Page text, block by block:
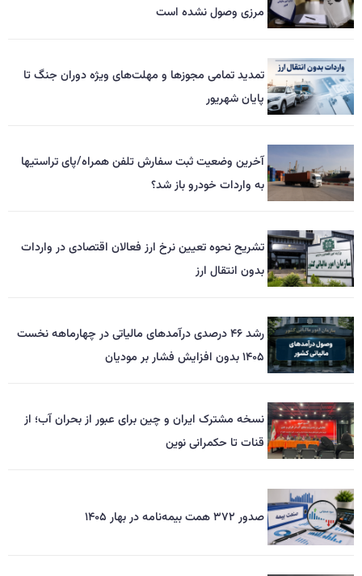
مرزی وصول نشده است
تمدید تمامی مجوزها و مهلت‌های ویژه دوران جنگ تا
پایان شهریور
آخرین وضعیت ثبت سفارش تلفن همراه/پای تراستیها
به واردات خودرو باز شد؟
تشریح نحوه تعیین نرخ ارز فعالان اقتصادی در واردات
بدون انتقال ارز
رشد ۴۶ درصدی درآمدهای مالیاتی در چهارماهه نخست
۱۴۰۵ بدون افزایش فشار بر مودیان
نسخه مشترک ایران و چین برای عبور از بحران آب؛ از
قنات تا حکمرانی نوین
صدور ۳۷۲ همت بیمه‌نامه در بهار ۱۴۰۵